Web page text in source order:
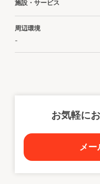
施設・サービス
周辺環境
-
お気軽に
メ